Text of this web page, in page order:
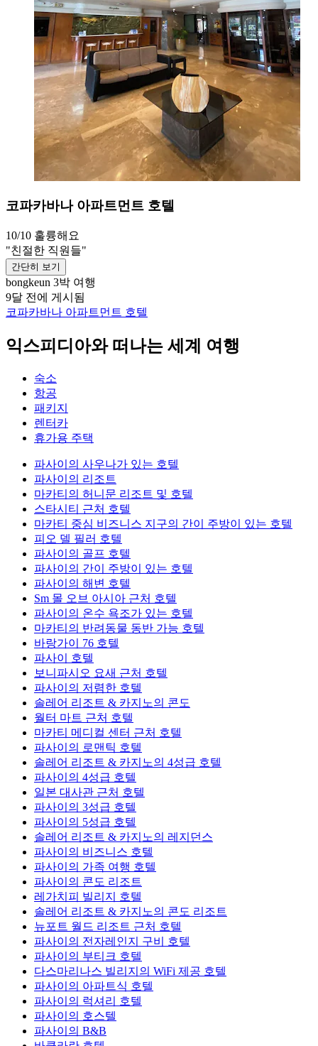
코파카바나 아파트먼트 호텔
10/10 훌륭해요
"친절한 직원들"
간단히 보기
bongkeun 3박 여행
9달 전에 게시됨
코파카바나 아파트먼트 호텔
익스피디아와 떠나는 세계 여행
숙소
항공
패키지
렌터카
휴가용 주택
파사이의 사우나가 있는 호텔
파사이의 리조트
마카티의 허니문 리조트 및 호텔
스타시티 근처 호텔
마카티 중심 비즈니스 지구의 간이 주방이 있는 호텔
피오 델 필러 호텔
파사이의 골프 호텔
파사이의 간이 주방이 있는 호텔
파사이의 해변 호텔
Sm 몰 오브 아시아 근처 호텔
파사이의 온수 욕조가 있는 호텔
마카티의 반려동물 동반 가능 호텔
바랑가이 76 호텔
파사이 호텔
보니파시오 요새 근처 호텔
파사이의 저렴한 호텔
솔레어 리조트 & 카지노의 콘도
월터 마트 근처 호텔
마카티 메디컬 센터 근처 호텔
파사이의 로맨틱 호텔
솔레어 리조트 & 카지노의 4성급 호텔
파사이의 4성급 호텔
일본 대사관 근처 호텔
파사이의 3성급 호텔
파사이의 5성급 호텔
솔레어 리조트 & 카지노의 레지던스
파사이의 비즈니스 호텔
파사이의 가족 여행 호텔
파사이의 콘도 리조트
레가치피 빌리지 호텔
솔레어 리조트 & 카지노의 콘도 리조트
뉴포트 월드 리조트 근처 호텔
파사이의 전자레인지 구비 호텔
파사이의 부티크 호텔
다스마리나스 빌리지의 WiFi 제공 호텔
파사이의 아파트식 호텔
파사이의 럭셔리 호텔
파사이의 호스텔
파사이의 B&B